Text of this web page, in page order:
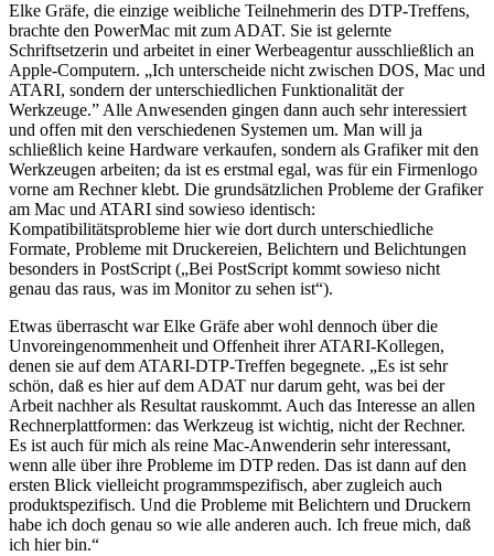
Elke Gräfe, die einzige weibliche Teilnehmerin des DTP-Treffens,
brachte den PowerMac mit zum ADAT. Sie ist gelernte
Schriftsetzerin und arbeitet in einer Werbeagentur ausschließlich an
Apple-Computern. „Ich unterscheide nicht zwischen DOS, Mac und
ATARI, sondern der unterschiedlichen Funktionalität der
Werkzeuge.” Alle Anwesenden gingen dann auch sehr interessiert
und offen mit den verschiedenen Systemen um. Man will ja
schließlich keine Hardware verkaufen, sondern als Grafiker mit den
Werkzeugen arbeiten; da ist es erstmal egal, was für ein Firmenlogo
vorne am Rechner klebt. Die grundsätzlichen Probleme der Grafiker
am Mac und ATARI sind sowieso identisch:
Kompatibilitätsprobleme hier wie dort durch unterschiedliche
Formate, Probleme mit Druckereien, Belichtern und Belichtungen
besonders in PostScript („Bei PostScript kommt sowieso nicht
genau das raus, was im Monitor zu sehen ist“).
Etwas überrascht war Elke Gräfe aber wohl dennoch über die
Unvoreingenommenheit und Offenheit ihrer ATARI-Kollegen,
denen sie auf dem ATARI-DTP-Treffen begegnete. „Es ist sehr
schön, daß es hier auf dem ADAT nur darum geht, was bei der
Arbeit nachher als Resultat rauskommt. Auch das Interesse an allen
Rechnerplattformen: das Werkzeug ist wichtig, nicht der Rechner.
Es ist auch für mich als reine Mac-Anwenderin sehr interessant,
wenn alle über ihre Probleme im DTP reden. Das ist dann auf den
ersten Blick vielleicht programmspezifisch, aber zugleich auch
produktspezifisch. Und die Probleme mit Belichtern und Druckern
habe ich doch genau so wie alle anderen auch. Ich freue mich, daß
ich hier bin.“